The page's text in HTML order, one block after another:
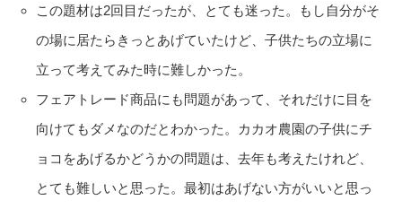
この題材は2回目だったが、とても迷った。もし自分がそ
の場に居たらきっとあげていたけど、子供たちの立場に
立って考えてみた時に難しかった。
フェアトレード商品にも問題があって、それだけに目を
向けてもダメなのだとわかった。カカオ農園の子供にチ
ョコをあげるかどうかの問題は、去年も考えたけれど、
とても難しいと思った。最初はあげない方がいいと思っ